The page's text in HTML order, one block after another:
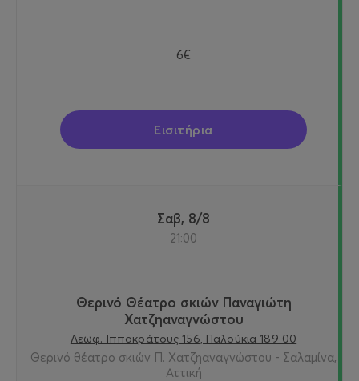
6€
Εισιτήρια
Σαβ, 8/8
21:00
Θερινό Θέατρο σκιών Παναγιώτη
Χατζηαναγνώστου
Λεωφ. Ιπποκράτους 156, Παλούκια 189 00
Θερινό θέατρο σκιών Π. Χατζηαναγνώστου - Σαλαμίνα,
Αττική